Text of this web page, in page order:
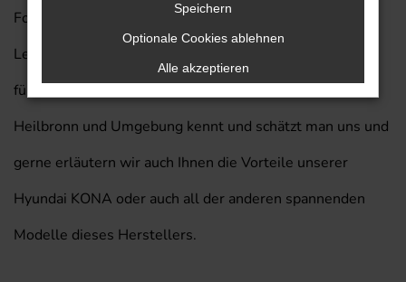
Folgt man einer Umfragen unter den Leserinnen und
Lesern der Zeitschrift „Auto Bild“, so waren wir bereits
fünf Mal eines der besten Autohäuser Deutschlands. In
Heilbronn und Umgebung kennt und schätzt man uns und
gerne erläutern wir auch Ihnen die Vorteile unserer
Hyundai KONA oder auch all der anderen spannenden
Modelle dieses Herstellers.
Speichern
Optionale Cookies ablehnen
Alle akzeptieren